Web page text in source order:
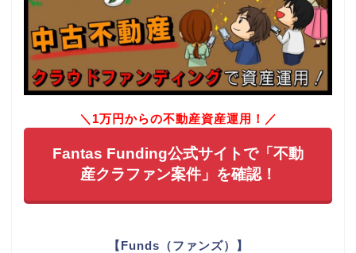
＼1万円からの不動産資産運用！／
Fantas Funding公式サイトで「不動
産クラファン案件」を確認！
【Funds（ファンズ）】